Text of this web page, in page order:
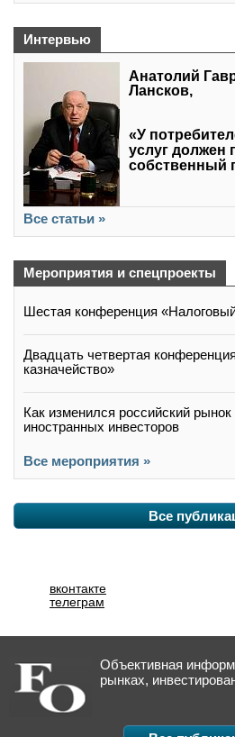
Интервью
Анатолий
Лансков,
«У
услуг должен
собственный
Все статьи »
Мероприятия и спецпроекты
Шестая конференция
Двадцать четвертая
казначейство»
Как изменился российский
иностранных инвесторов
Все мероприятия »
Все
вконтакте
телеграм
Объективная
рынках,